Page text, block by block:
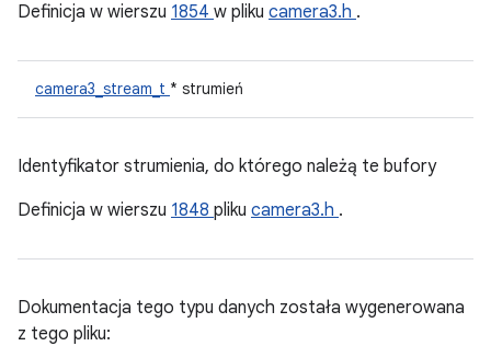
Definicja w wierszu 1854 w pliku camera3.h .
camera3_stream_t * strumień
Identyfikator strumienia, do którego należą te bufory
Definicja w wierszu 1848 pliku camera3.h .
Dokumentacja tego typu danych została wygenerowana
z tego pliku: